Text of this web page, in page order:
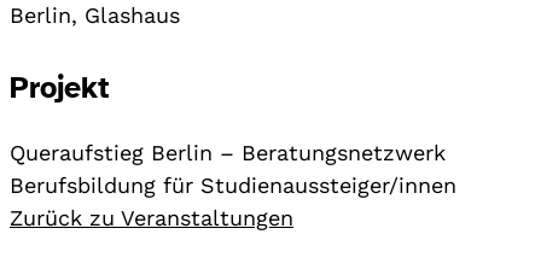
Berlin, Glashaus
Projekt
Queraufstieg Berlin – Beratungsnetzwerk
Berufsbildung für Studienaussteiger/innen
Zurück zu Veranstaltungen